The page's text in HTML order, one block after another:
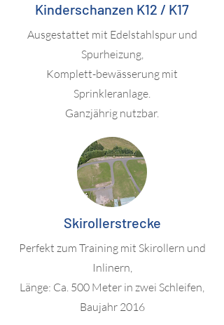
Kinderschanzen K12 / K17
Ausgestattet mit Edelstahlspur und
Spurheizung,
Komplett-bewässerung mit
Sprinkleranlage.
Ganzjährig nutzbar.
Skirollerstrecke
Perfekt zum Training mit Skirollern und
Inlinern,
Länge: Ca. 500 Meter in zwei Schleifen,
Baujahr 2016